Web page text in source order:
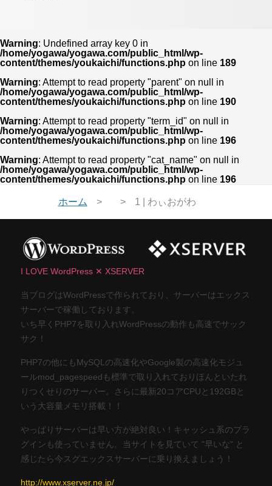
Warning: Undefined array key 0 in
/home/yogawa/yogawa.com/public_html/wp-
content/themes/youkaichi/functions.php on line 189
Warning: Attempt to read property "parent" on null in
/home/yogawa/yogawa.com/public_html/wp-
content/themes/youkaichi/functions.php on line 190
Warning: Attempt to read property "term_id" on null in
/home/yogawa/yogawa.com/public_html/wp-
content/themes/youkaichi/functions.php on line 196
Warning: Attempt to read property "cat_name" on null in
/home/yogawa/yogawa.com/public_html/wp-
content/themes/youkaichi/functions.php on line 196
ホーム 1 | わぃおがわ
I LOVE WordPress ✕ XSERVER
当ブログはWordPressで作られており、サーバーはエックス
サーバーで稼働しております。
いち早くPHP7を取り入れWordPressの動作も高速でサック
サク！
PHP7の他にもMySQLの高速化やGoogle製の高速化モジュ
ールmod_pagespeedも標準で取り入れておりほんといたれ
りつくせりのサーバー。さらに最新20コアCPUと192GBと
いう大容量メモリ搭載！！
やっぱりサーバーは早い方が絶対良い！キャッシュ系のプラ
グインも使っていません。当サイトを見ていて "早いな" と
感じたら今スグエックスサーバーに乗り換えましょう！
http://www.xserver.ne.jp/